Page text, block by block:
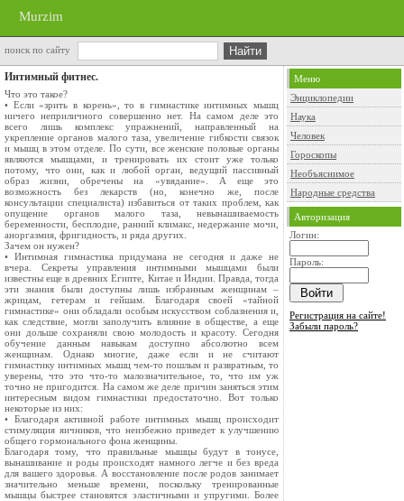
Murzim
поиск по сайту
Интимный фитнес.
Что это такое?
• Если «зрить в корень», то в гимнастике интимных мышц
ничего неприличного совершенно нет. На самом деле это
всего лишь комплекс упражнений, направленный на
укрепление органов малого таза, увеличение гибкости связок
и мышц в этом отделе. По сути, все женские половые органы
являются мышцами, и тренировать их стоит уже только
потому, что они, как и любой орган, ведущий пассивный
образ жизни, обречены на «увядание». А еще это
возможность без лекарств (но, конечно же, после
консультации специалиста) избавиться от таких проблем, как
опущение органов малого таза, невынашиваемость
беременности, бесплодие, ранний климакс, недержание мочи,
аноргазмия, фригидность, и ряда других.
Зачем он нужен?
• Интимная гимнастика придумана не сегодня и даже не
вчера. Секреты управления интимными мышцами были
известны еще в древних Египте, Китае и Индии. Правда, тогда
эти знания были доступны лишь избранным женщинам –
жрицам, гетерам и гейшам. Благодаря своей «тайной
гимнастике» они обладали особым искусством соблазнения и,
как следствие, могли заполучить влияние в обществе, а еще
они дольше сохраняли свою молодость и красоту. Сегодня
обучение данным навыкам доступно абсолютно всем
женщинам. Однако многие, даже если и не считают
гимнастику интимных мышц чем-то пошлым и развратным, то
уверены, что это что-то малозначительное, то, что им уж
точно не пригодится. На самом же деле причин заняться этим
интересным видом гимнастики предостаточно. Вот только
некоторые из них:
• Благодаря активной работе интимных мышц происходит
стимуляция яичников, что неизбежно приведет к улучшению
общего гормонального фона женщины.
Благодаря тому, что правильные мышцы будут в тонусе,
вынашивание и роды происходят намного легче и без вреда
для вашего здоровья. А восстановление после родов занимает
значительно меньше времени, поскольку тренированные
мышцы быстрее становятся эластичными и упругими. Более
Меню
Энциклопедии
Наука
Человек
Гороскопы
Необъяснимое
Народные средства
Авторизация
Логин:
Пароль:
Регистрация на сайте!
Забыли пароль?